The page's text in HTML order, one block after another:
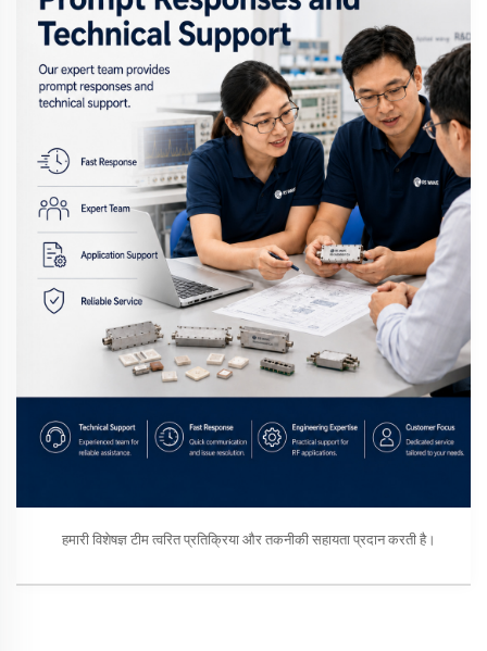
हमारी विशेषज्ञ टीम त्वरित प्रतिक्रिया और तकनीकी सहायता प्रदान करती है।